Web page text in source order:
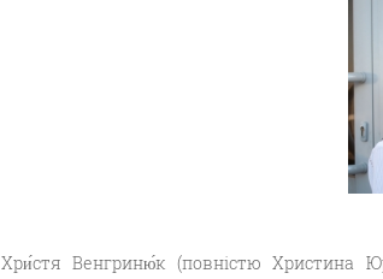
Хри́стя Венгриню́к (повністю Христина